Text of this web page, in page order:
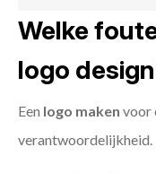
Welke
logo
Een logo maken voor
verantwoordelijkheid.